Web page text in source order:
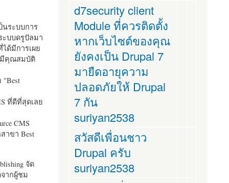
นระบบการ
ะบบดรูปัลมา
ด้มีการเผย
มีคุณสมบัติ
"Best
ที่ดีที่สุดเลย
CMS
าขา Best
จัด
ากผู้ชม
d7security client
Module ที่ควรติดตั้ง
หากเว็บไซต์ของคุณ
ยังคงเป็น Drupal 7
มายืดอายุความ
ปลอดภัยให้ Drupal
7 กัน
suriyan2538
สวัสดีเพื่อนชาว
Drupal ครับ
suriyan2538